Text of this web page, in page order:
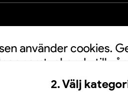
2. Välj
använder cookies.
samtycker du till vår
personuppgifter kan